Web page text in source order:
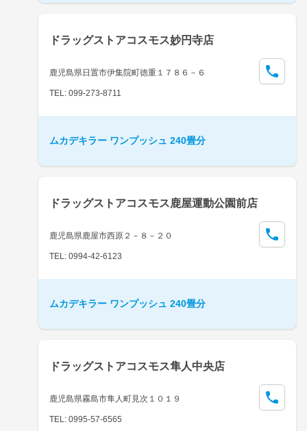
ドラッグストアコスモス妙円寺店
鹿児島県日置市伊集院町徳重１７８６－６
TEL: 099-273-8711
ムカデキラー ワンプッシュ 240畳分
ドラッグストアコスモス鹿屋運動公園前店
鹿児島県鹿屋市西原２－８－２０
TEL: 0994-42-6123
ムカデキラー ワンプッシュ 240畳分
ドラッグストアコスモス隼人中央店
鹿児島県霧島市隼人町見次１０１９
TEL: 0995-57-6565